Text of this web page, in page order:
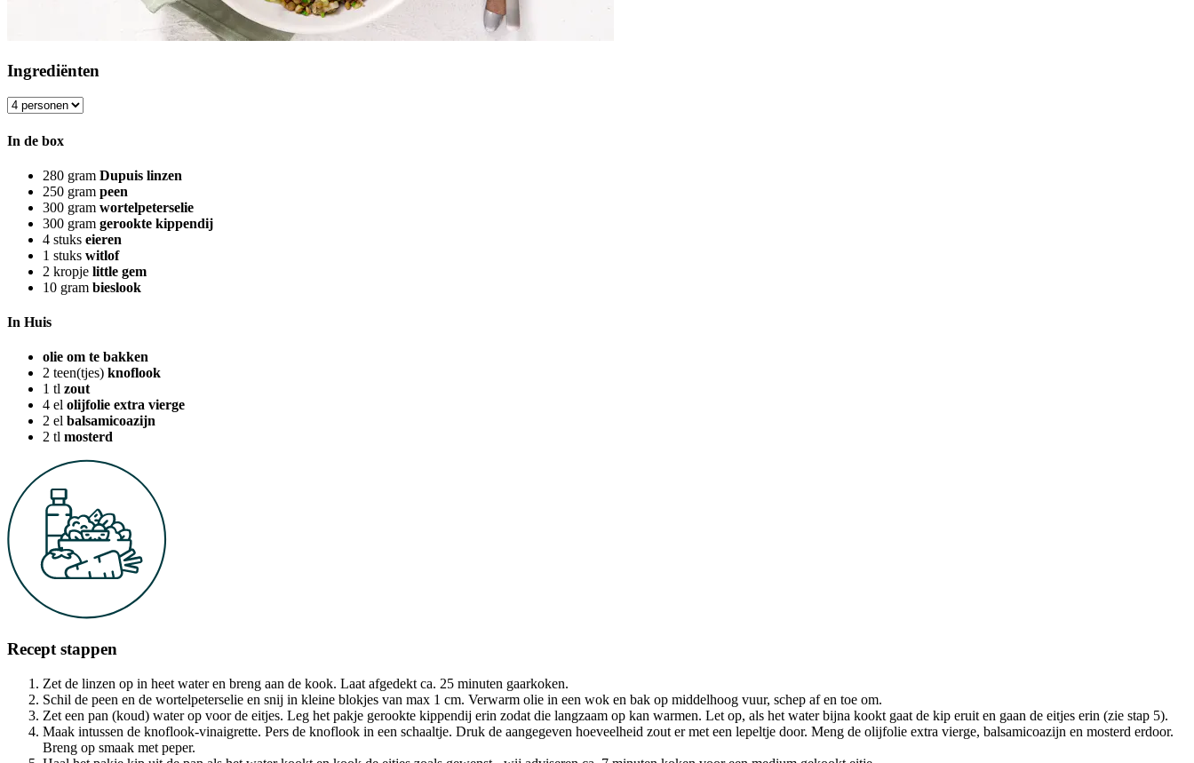
Ingrediënten
In de box
280 gram Dupuis linzen
250 gram peen
300 gram wortelpeterselie
300 gram gerookte kippendij
4 stuks eieren
1 stuks witlof
2 kropje little gem
10 gram bieslook
In Huis
olie om te bakken
2 teen(tjes) knoflook
1 tl zout
4 el olijfolie extra vierge
2 el balsamicoazijn
2 tl mosterd
Recept stappen
Zet de linzen op in heet water en breng aan de kook. Laat afgedekt ca. 25 minuten gaarkoken.
Schil de peen en de wortelpeterselie en snij in kleine blokjes van max 1 cm. Verwarm olie in een wok en bak op middelhoog vuur, schep af en toe om.
Zet een pan (koud) water op voor de eitjes. Leg het pakje gerookte kippendij erin zodat die langzaam op kan warmen. Let op, als het water bijna kookt gaat de kip eruit en gaan de eitjes erin (zie stap 5).
Maak intussen de knoflook-vinaigrette. Pers de knoflook in een schaaltje. Druk de aangegeven hoeveelheid zout er met een lepeltje door. Meng de olijfolie extra vierge, balsamicoazijn en mosterd erdoor.
Breng op smaak met peper.